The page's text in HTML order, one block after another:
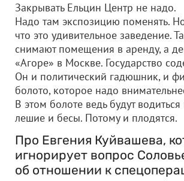
Закрывать Ельцин Центр не надо.
Надо там экспозицию поменять.
что это удивительное заведение.
снимают помещения в аренду, а
«Агоре» в Москве. Государство
Он и политический гадюшник, и
болото, которое надо
В этом болоте ведь будут
лешие и бесы. Потому и плодятся.
Про Евгения Куйвашева,
игнорирует вопрос
об отношении к